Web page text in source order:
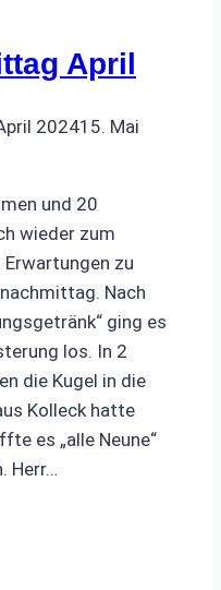
April
202415. Mai
und 20
wieder zum
zu
Nach
ging es
los. In 2
die Kugel in die
Kolleck hatte
es „alle Neune“
Herr…